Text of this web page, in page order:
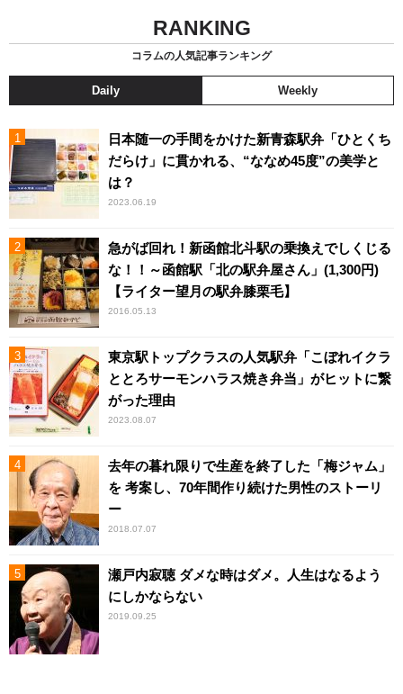
RANKING
コラムの人気記事ランキング
Daily Weekly
日本随一の手間をかけた新青森駅弁「ひとくち
だらけ」に貫かれる、“ななめ45度”の美学と
は？
2023.06.19
急がば回れ！新函館北斗駅の乗換えでしくじる
な！！～函館駅「北の駅弁屋さん」(1,300円)
【ライター望月の駅弁膝栗毛】
2016.05.13
東京駅トップクラスの人気駅弁「こぼれイクラ
ととろサーモンハラス焼き弁当」がヒットに繋
がった理由
2023.08.07
去年の暮れ限りで生産を終了した「梅ジャム」
を 考案し、70年間作り続けた男性のストーリ
ー
2018.07.07
瀬戸内寂聴 ダメな時はダメ。人生はなるよう
にしかならない
2019.09.25